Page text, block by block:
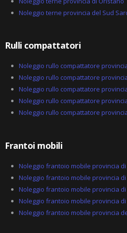
a
Noleggio terne provincia del Sud
Rulli compattatori
Noleggio rullo compattatore
Noleggio rullo compattatore
Noleggio rullo compattatore
Noleggio rullo compattatore
Noleggio rullo compattatore
Frantoi mobili
Noleggio frantoio mobile provincia
Noleggio frantoio mobile provincia di
Noleggio frantoio mobile provincia
Noleggio frantoio mobile provincia
Noleggio frantoio mobile provincia